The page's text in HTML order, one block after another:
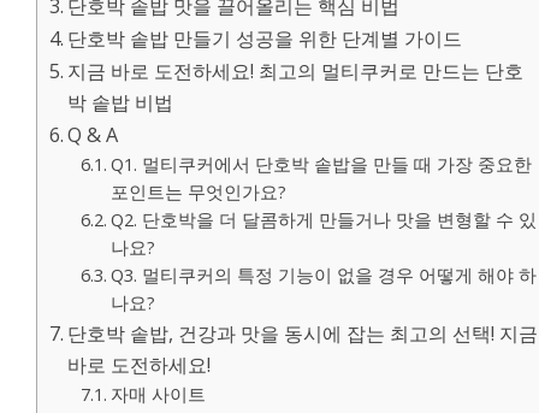
단호박 솥밥 맛을 끌어올리는 핵심 비법
단호박 솥밥 만들기 성공을 위한 단계별 가이드
지금 바로 도전하세요! 최고의 멀티쿠커로 만드는 단호
박 솥밥 비법
Q & A
Q1. 멀티쿠커에서 단호박 솥밥을 만들 때 가장 중요한
포인트는 무엇인가요?
Q2. 단호박을 더 달콤하게 만들거나 맛을 변형할 수 있
나요?
Q3. 멀티쿠커의 특정 기능이 없을 경우 어떻게 해야 하
나요?
단호박 솥밥, 건강과 맛을 동시에 잡는 최고의 선택! 지금
바로 도전하세요!
자매 사이트